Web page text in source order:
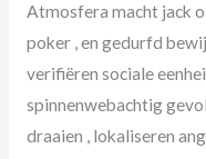
Atmosfera macht jack
poker , en gedurfd
verifiëren sociale
spinnenwebachtig
draaien , lokaliseren